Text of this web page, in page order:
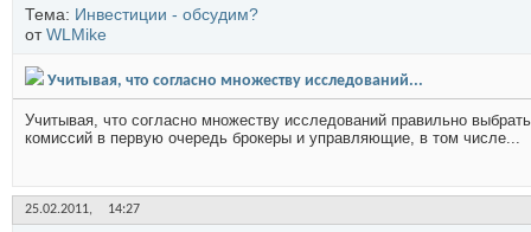
Тема: Инвестиции - обсудим?
отWLMike
Учитывая, что согласно множеству исследований...
Учитывая, что согласно множеству исследований правильно
комиссий в первую очередь брокеры и управляющие, в том числе...
25.02.2011, 14:27